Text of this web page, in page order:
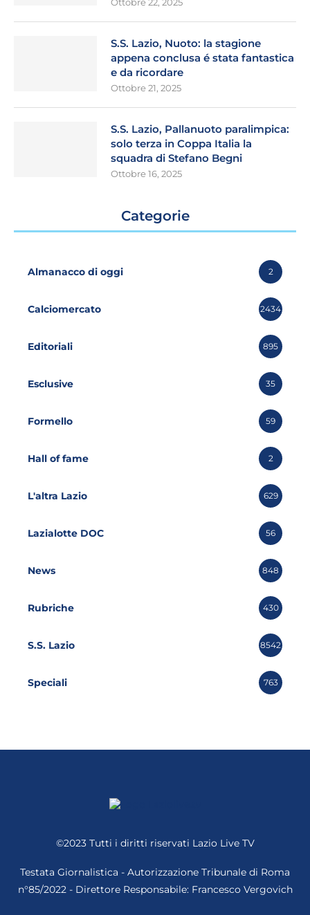
Ottobre 22, 2025
S.S. Lazio, Nuoto: la stagione
appena conclusa é stata fantastica
e da ricordare
Ottobre 21, 2025
S.S. Lazio, Pallanuoto paralimpica:
solo terza in Coppa Italia la
squadra di Stefano Begni
Ottobre 16, 2025
Categorie
Almanacco di oggi 2
Calciomercato 2434
Editoriali 895
Esclusive 35
Formello 59
Hall of fame 2
L'altra Lazio 629
Lazialotte DOC 56
News 848
Rubriche 430
S.S. Lazio 8542
Speciali 763
©2023 Tutti i diritti riservati Lazio Live TV
Testata Giornalistica - Autorizzazione Tribunale di Roma
n°85/2022 - Direttore Responsabile: Francesco Vergovich